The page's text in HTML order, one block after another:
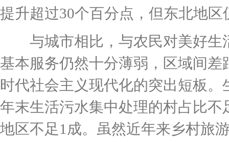
提升超过30个百分点，但东北地
与城市相比，与农民对美好生
基本服务仍然十分薄弱，区域间
时代社会主义现代化的突出短板
年末生活污水集中处理的村占比
地区不足1成。虽然近年来乡村旅